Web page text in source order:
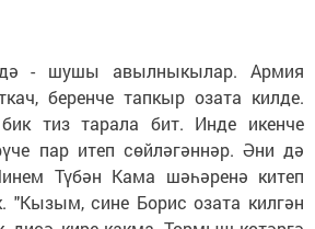
- шушы авылныкылар. Армия
беренче тапкыр озата килде.
тиз тарала бит. Инде икенче
пар итеп сөйләгәннәр. Әни дә
Түбән Кама шәһәренә китеп
"Кызым, сине Борис озата килгән